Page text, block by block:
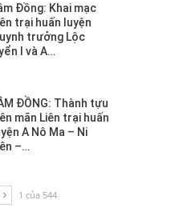
Đồng: Khai mạc
trại huấn luyện
trưởng Lộc
I và A…
ĐỒNG: Thành tựu
mãn Liên trại huấn
A Nô Ma – Ni
–…
1 của 544